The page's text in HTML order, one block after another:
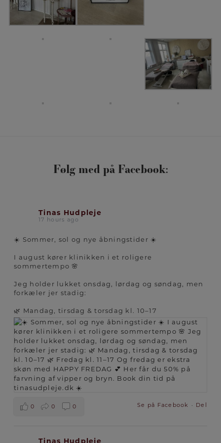
Følg med på Facebook:
Tinas Hudpleje
17 hours ago
☀️ Sommer, sol og nye åbningstider ☀️
I august kører klinikken i et roligere
sommertempo 🌸
Jeg holder lukket onsdag, lørdag og søndag, men
forkæler jer stadig:
🌿 Mandag, tirsdag & torsdag kl. 10–17
Se på Facebook · Del
0 0 0
Tinas Hudpleje